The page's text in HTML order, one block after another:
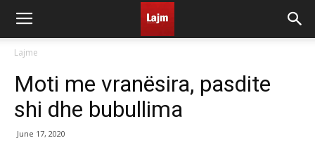
Lajme
Moti me vranësira, pasdite
shi dhe bubullima
June 17, 2020